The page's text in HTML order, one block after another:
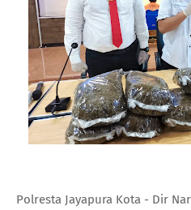
Polresta Jayapura Kota - Dir